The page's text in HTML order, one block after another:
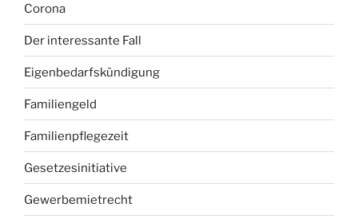
Corona
Der interessante Fall
Eigenbedarfskündigung
Familiengeld
Familienpflegezeit
Gesetzesinitiative
Gewerbemietrecht